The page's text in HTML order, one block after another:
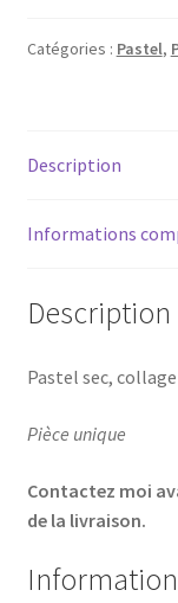
maltraitance
mamelles
monde
Catégories : Pastel,
Description
Informations
Description
Pastel sec,
Pièce unique
Contactez moi
de la livraison.